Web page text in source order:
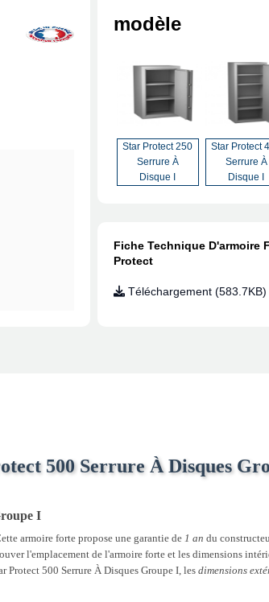
modèle
Star Protect 250
Serrure À
Disque I
Star Protect
Serrure À
Disque I
Fiche Technique D'armoire
Protect
Téléchargement (583.7KB)
500 Serrure À Disques
I
armoire forte propose une garantie de 1 an du
l'emplacement de l'armoire forte et les dimensions
Protect 500 Serrure À Disques Groupe I, les dimensions